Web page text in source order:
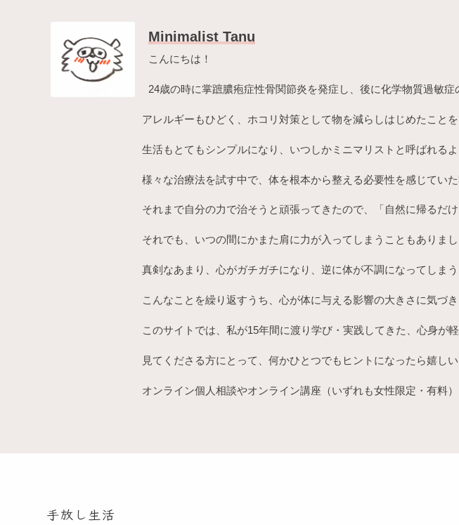
Minimalist Tanu
こんにちは！
24歳の時に掌蹠膿疱症性骨関節炎を発症し、後に化学物質過敏
アレルギーもひどく、ホコリ対策として物を減らしはじめたこと
生活もとてもシンプルになり、いつしかミニマリストと呼ばれる
様々な治療法を試す中で、体を根本から整える必要性を感じてい
それまで自分の力で治そうと頑張ってきたので、「自然に帰るだ
それでも、いつの間にかまた肩に力が入ってしまうこともありまし
真剣なあまり、心がガチガチになり、逆に体が不調になってしまう
こんなことを繰り返すうち、心が体に与える影響の大きさに気づ
このサイトでは、私が15年間に渡り学び・実践してきた、心身が
見てくださる方にとって、何かひとつでもヒントになったら嬉しい
オンライン個人相談やオンライン講座（いずれも女性限定・有料
手放し生活